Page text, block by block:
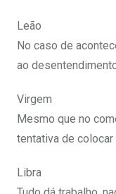
Leão
No caso de
ao
Virgem
Mesmo que no
tentativa de
Libra